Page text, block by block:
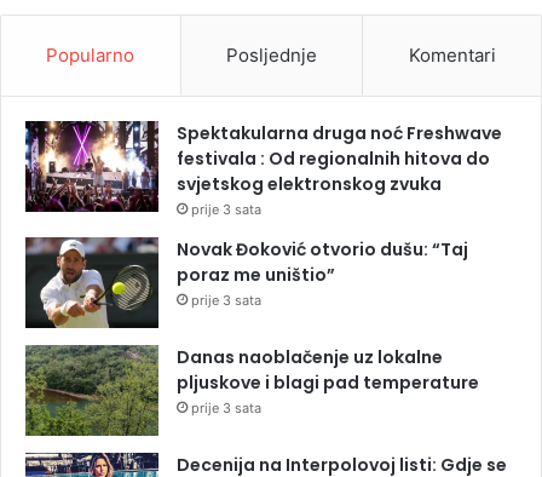
Popularno Posljednje Komentari
Spektakularna druga noć Freshwave
festivala : Od regionalnih hitova do
svjetskog elektronskog zvuka
prije 3 sata
Novak Đoković otvorio dušu: “Taj
poraz me uništio”
prije 3 sata
Danas naoblačenje uz lokalne
pljuskove i blagi pad temperature
prije 3 sata
Decenija na Interpolovoj listi: Gdje se